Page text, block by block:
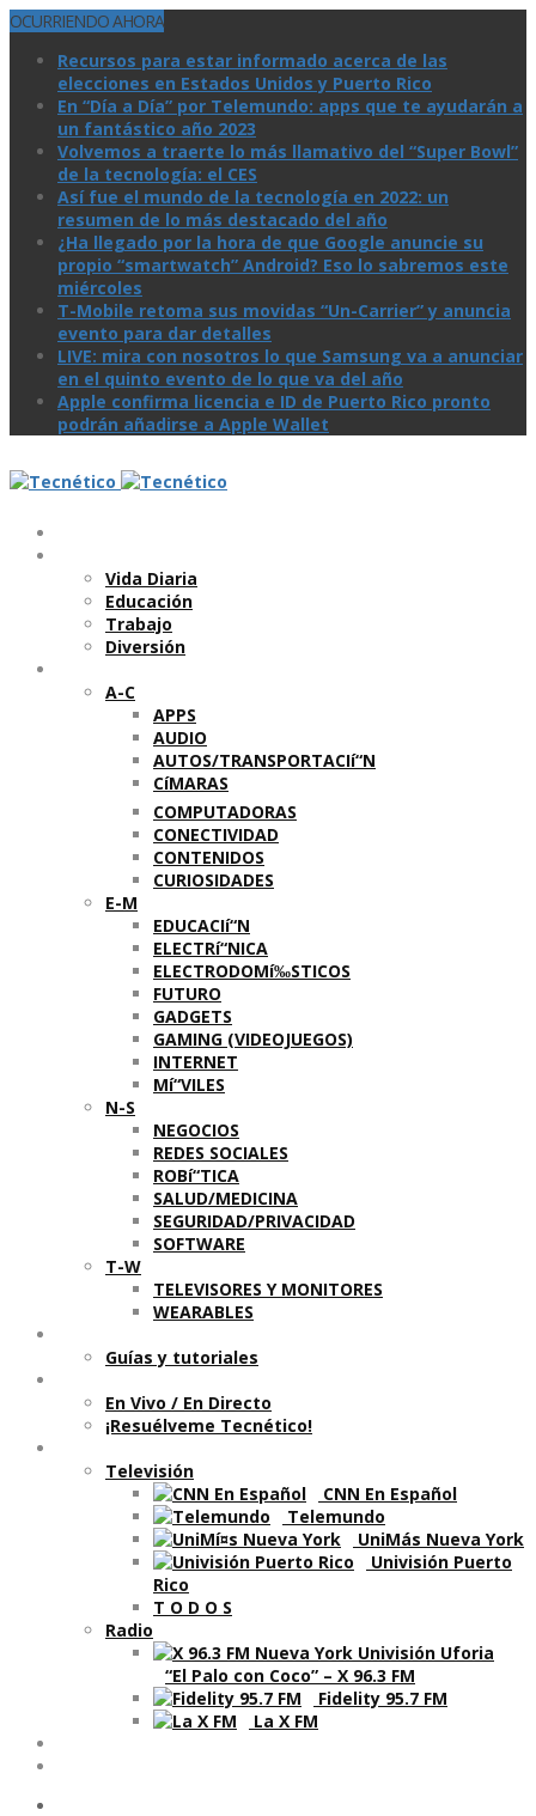
OCURRIENDO AHORA
Recursos para estar informado acerca de las
elecciones en Estados Unidos y Puerto Rico
En “Día a Día” por Telemundo: apps que te ayudarán a
un fantástico año 2023
Volvemos a traerte lo más llamativo del “Super Bowl”
de la tecnologí­a: el CES
Así­ fue el mundo de la tecnologí­a en 2022: un
resumen de lo más destacado del año
¿Ha llegado por la hora de que Google anuncie su
propio “smartwatch” Android? Eso lo sabremos este
miércoles
T-Mobile retoma sus movidas “Un-Carrier” y anuncia
evento para dar detalles
LIVE: mira con nosotros lo que Samsung va a anunciar
en el quinto evento de lo que va del año
Apple confirma licencia e ID de Puerto Rico pronto
podrán añadirse a Apple Wallet
Vida Diaria
Educación
Trabajo
Diversión
A-C
APPS
AUDIO
AUTOS/TRANSPORTACIí“N
CíMARAS
COMPUTADORAS
CONECTIVIDAD
CONTENIDOS
CURIOSIDADES
E-M
EDUCACIí“N
ELECTRí“NICA
ELECTRODOMí‰STICOS
FUTURO
GADGETS
GAMING (VIDEOJUEGOS)
INTERNET
Mí“VILES
N-S
NEGOCIOS
REDES SOCIALES
ROBí“TICA
SALUD/MEDICINA
SEGURIDAD/PRIVACIDAD
SOFTWARE
T-W
TELEVISORES Y MONITORES
WEARABLES
Guí­as y tutoriales
En Vivo / En Directo
¡Resuélveme Tecnético!
Televisión
CNN En Español
Telemundo
UniMás Nueva York
Univisión Puerto
Rico
T O D O S
Radio
“El Palo con Coco” – X 96.3 FM
Fidelity 95.7 FM
La X FM